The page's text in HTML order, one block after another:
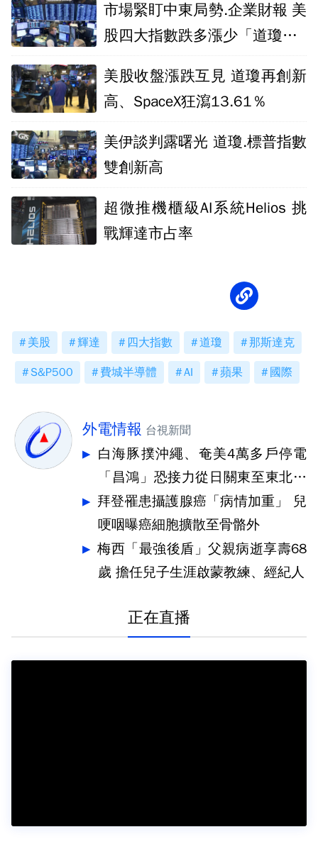
市場緊盯中東局勢.企業財報 美
股四大指數跌多漲少「道瓊跌4
美股收盤漲跌互見 道瓊再創新
高、SpaceX狂瀉13.61％
美伊談判露曙光 道瓊.標普指數
雙創新高
超微推機櫃級AI系統Helios 挑
戰輝達市占率
美股 輝達 四大指數 道瓊 那斯達克
S&P500 費城半導體 AI 蘋果 國際
外電情報 台視新聞
白海豚撲沖繩、奄美4萬多戶停電
「昌鴻」恐接力從日關東至東北登
陸
拜登罹患攝護腺癌「病情加重」 兒
哽咽曝癌細胞擴散至骨骼外
梅西「最強後盾」父親病逝享壽68
歲 擔任兒子生涯啟蒙教練、經紀人
正在直播